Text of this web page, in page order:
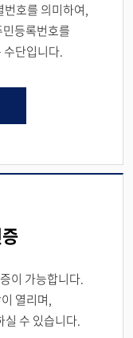
호를 의미하여,
등록번호를
수단입니다.
이 가능합니다.
열리며,
실 수 있습니다.